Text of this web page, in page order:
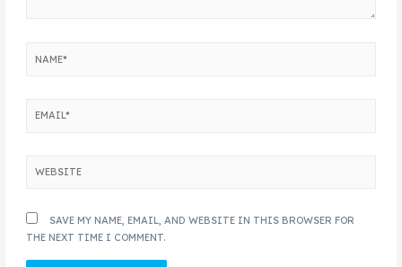
SAVE MY NAME, EMAIL, AND WEBSITE IN THIS BROWSER FOR
THE NEXT TIME I COMMENT.